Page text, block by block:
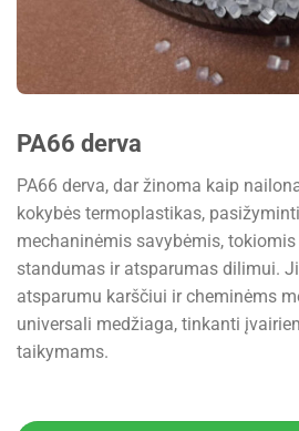
PA66 derva
PA66 derva, dar žinoma kaip
kokybės termoplastikas,
mechaninėmis savybėmis,
standumas ir atsparumas dilimui.
atsparumu karščiui ir cheminėms
universali medžiaga, tinkanti
taikymams.